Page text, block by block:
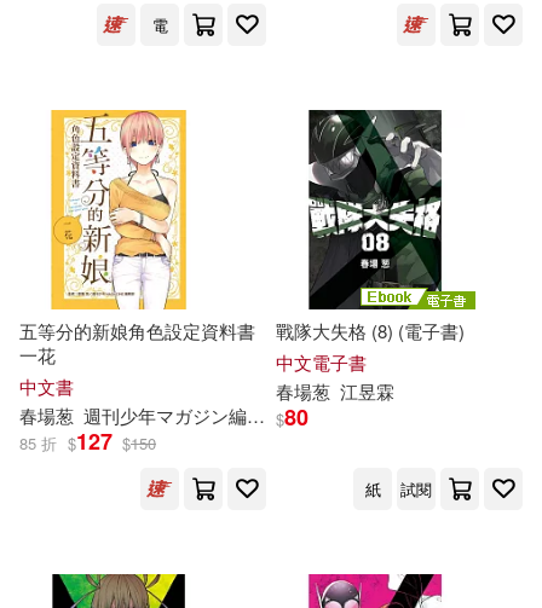
電
五等分的新娘角色設定資料書
一花
中文書
春場葱 週刊少年マガジン編集部 蔡夢芳
85 折 $127 $150
戰隊大失格 (8) (電子書)
中文電子書
春場葱 江昱霖
$80
紙 試閱